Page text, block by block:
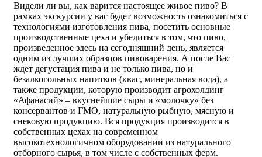
Видели ли вы, как варится настоящее живое пиво? В
рамках экскурсии у вас будет возможность ознакомиться с
технологиями изготовления пива, посетить основные
производственные цеха и убедиться в том, что пиво,
произведенное здесь на сегодняшний день, является
одним из лучших образцов пивоварения. А после Вас
ждет дегустация пива и не только пива, но и
безалкогольных напитков (квас, минеральная вода), а
также продукции, которую производит агрохолдинг
«Афанасий» – вкуснейшие сыры и «молочку» без
консервантов и ГМО, натуральную рыбную, мясную и
снековую продукцию. Вся продукция производится в
собственных цехах на современном
высокотехнологичном оборудовании из натурального
отборного сырья, в том числе с собственных ферм.